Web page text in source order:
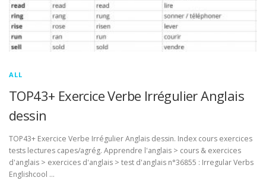
ALL
TOP43+ Exercice Verbe Irrégulier Anglais
dessin
TOP43+ Exercice Verbe Irrégulier Anglais dessin. Index cours exercices
tests lectures capes/agrég. Apprendre l'anglais > cours & exercices
d'anglais > exercices d'anglais > test d'anglais n°36855 : Irregular Verbs
Englishcool …